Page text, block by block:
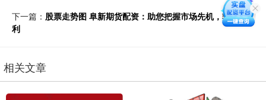
下一篇： 股票走势图 阜新期货配资：助您把握市场先机，轻松获
利
相关文章